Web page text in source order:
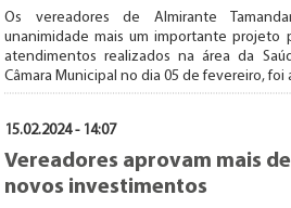
Os vereadores de Almirante
unanimidade mais um importante projeto
atendimentos realizados na área da
Câmara Municipal no dia 05 de fevereiro, foi
15.02.2024 - 14:07
Vereadores aprovam mais
novos investimentos